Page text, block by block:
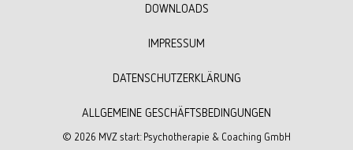
© 2026 MVZ start: Psychotherapie & Coaching GmbH
DOWNLOADS
IMPRESSUM
DATENSCHUTZERKLÄRUNG
ALLGEMEINE GESCHÄFTSBEDINGUNGEN